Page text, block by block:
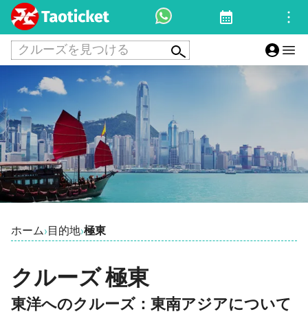
クルーズを見つける
ホーム› 目的地›極東
クルーズ 極東
東洋へのクルーズ：東南アジアについて